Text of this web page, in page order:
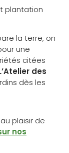
plantation
la terre, on
une
citées
des
dès les
plaisir de
nos